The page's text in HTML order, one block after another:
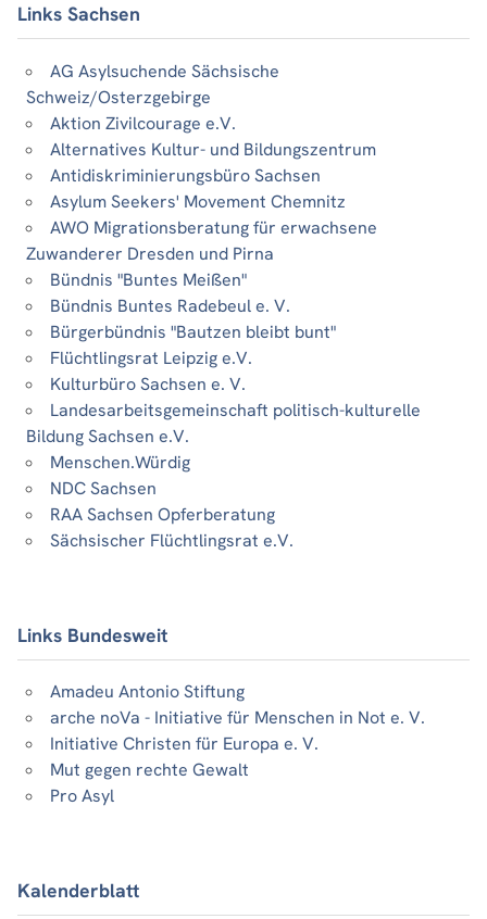
Links Sachsen
AG Asylsuchende Sächsische
Schweiz/Osterzgebirge
Aktion Zivilcourage e.V.
Alternatives Kultur- und Bildungszentrum
Antidiskriminierungsbüro Sachsen
Asylum Seekers' Movement Chemnitz
AWO Migrationsberatung für erwachsene
Zuwanderer Dresden und Pirna
Bündnis "Buntes Meißen"
Bündnis Buntes Radebeul e. V.
Bürgerbündnis "Bautzen bleibt bunt"
Flüchtlingsrat Leipzig e.V.
Kulturbüro Sachsen e. V.
Landesarbeitsgemeinschaft politisch-kulturelle
Bildung Sachsen e.V.
Menschen.Würdig
NDC Sachsen
RAA Sachsen Opferberatung
Sächsischer Flüchtlingsrat e.V.
Links Bundesweit
Amadeu Antonio Stiftung
arche noVa - Initiative für Menschen in Not e. V.
Initiative Christen für Europa e. V.
Mut gegen rechte Gewalt
Pro Asyl
Kalenderblatt